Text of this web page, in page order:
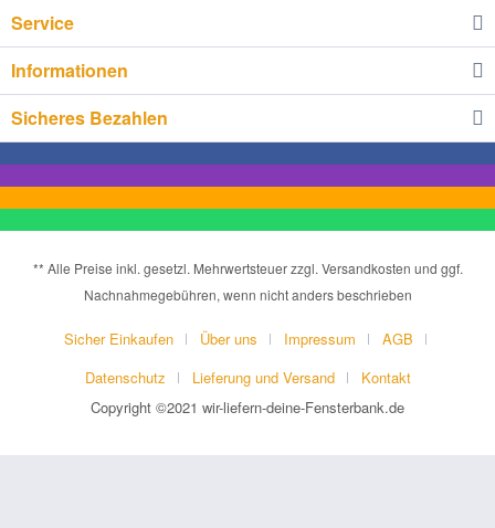
Service
Informationen
Sicheres Bezahlen
** Alle Preise inkl. gesetzl. Mehrwertsteuer zzgl. Versandkosten und ggf.
Nachnahmegebühren, wenn nicht anders beschrieben
Sicher Einkaufen Über uns Impressum
AGB
Datenschutz
Lieferung und Versand
Kontakt
Copyright ©2021 wir-liefern-deine-Fensterbank.de